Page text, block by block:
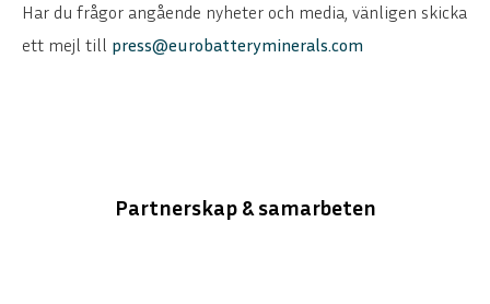
Har du frågor angående nyheter och media, vänligen skicka
ett mejl till press@eurobatteryminerals.com
Partnerskap & samarbeten